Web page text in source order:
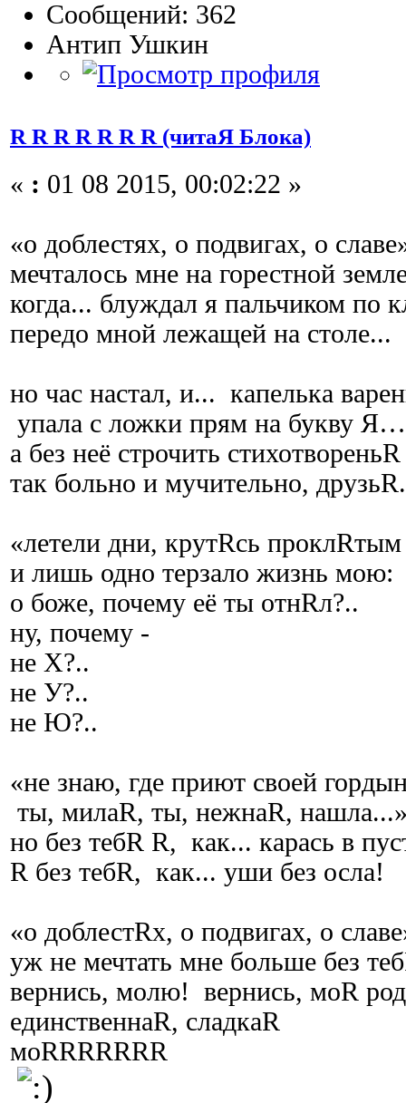
Сообщений: 362
Антип Ушкин
R R R R R R R (читаЯ Блока)
« : 01 08 2015, 00:02:22 »
«о доблестях, о подвигах, о
мечталось мне на горестной
когда... блуждал я пальчиком по
передо мной лежащей на столе...
но час настал, и... капелька
упала с ложки прям на букву Я…
а без неё строчить стихотвореньR
так больно и мучительно,
«летели дни, крутRсь
и лишь одно терзало жизнь мою:
о боже, почему её ты отнRл?..
ну, почему -
не Х?..
не У?..
не Ю?..
«не знаю, где приют своей
ты, милаR, ты, нежнаR,
но без тебR R, как... карась в
R без тебR, как... уши без осла!
«о доблестRх, о подвигах, о
уж не мечтать мне больше без
вернись, молю! вернись, моR
единственнаR, сладкаR
моRRRRRRR